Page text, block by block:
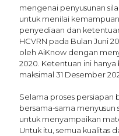
mengenai penyusunan
untuk menilai
penyediaan dan
HCVRN pada Bulan Juni
oleh AiKnow dengan
2020. Ketentuan ini
maksimal 31 Desember
Selama proses persiapan
bersama-sama
untuk menyampaikan
Untuk itu, semua kualitas